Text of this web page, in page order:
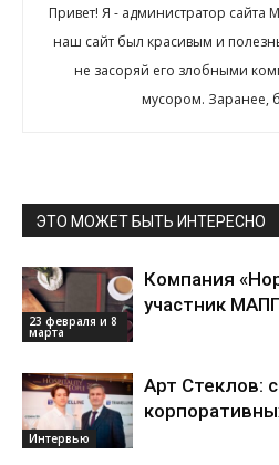
Привет! Я - администратор сайта
наш сайт был красивым и
не засоряй его злобными
мусором. Заранее,
ЭТО МОЖЕТ БЫТЬ ИНТЕРЕСНО
23 февраля и 8
марта
Компания
участник
Интервью
Арт Стеклов: